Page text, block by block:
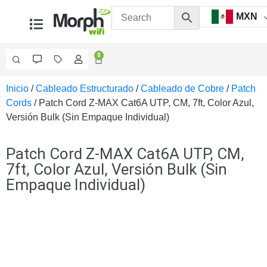
MXN
0
Videovigilancia
Accesorios
Generales
Ethernet y
FibraAccesorios
para
Computadora
Inicio /Cableado Estructurado /Cableado de Cobre / Patch
Cords / Patch Cord Z-MAX Cat6A UTP, CM, 7ft, Color Azul,
Versión Bulk (Sin Empaque Individual)
Patch Cord Z-MAX Cat6A UTP, CM,
7ft, Color Azul, Versión Bulk (Sin
Empaque Individual)